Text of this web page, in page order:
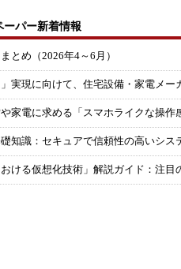
ーパー新着情報
とめ（2026年4～6月）
実現に向けて、住宅設備・家電メー
家電に求める「スマホライクな操作
知識：セキュアで信頼性の高いシス
おける仮想化技術」解説ガイド：注目